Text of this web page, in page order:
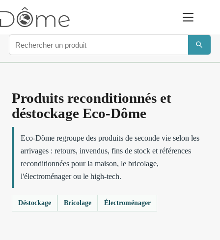
Produits reconditionnés et
déstockage Eco-Dôme
Eco-Dôme regroupe des produits de seconde vie selon les
arrivages : retours, invendus, fins de stock et références
reconditionnées pour la maison, le bricolage,
l'électroménager ou le high-tech.
Déstockage Bricolage Électroménager